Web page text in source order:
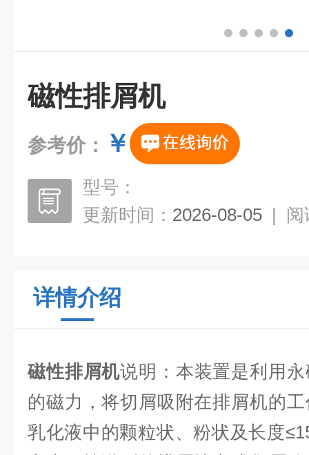
磁性排屑机
参考价： ￥
型号：
更新时间： 2026-08-05 | 阅
详情介绍
磁性排屑机说明：本装置是利用
的磁力，将切屑吸附在排屑机的
乳化液中的颗粒状、粉状及长度